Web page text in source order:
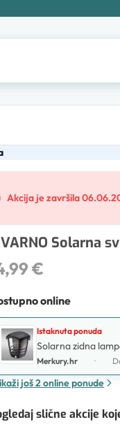
Akcija je završila
Solarna
€
online
Istaknuta ponuda
Solarna zidna
Black K1
Merkury.hr ·
Black K1
Merkury.hr
·
Dostupno online -
još 2 online ponude
slične akcije